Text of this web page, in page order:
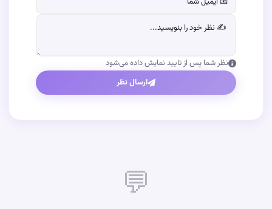
نظر شما پس از تایید نمایش داده می‌شود
ارسال نظر
💬